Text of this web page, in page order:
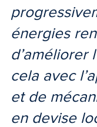
énergies
d’améliorer
cela avec
et de
en devise